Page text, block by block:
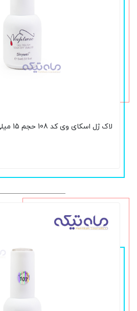
لاک ژل اسکای وی کد 108 حجم 15 میلی لیتر